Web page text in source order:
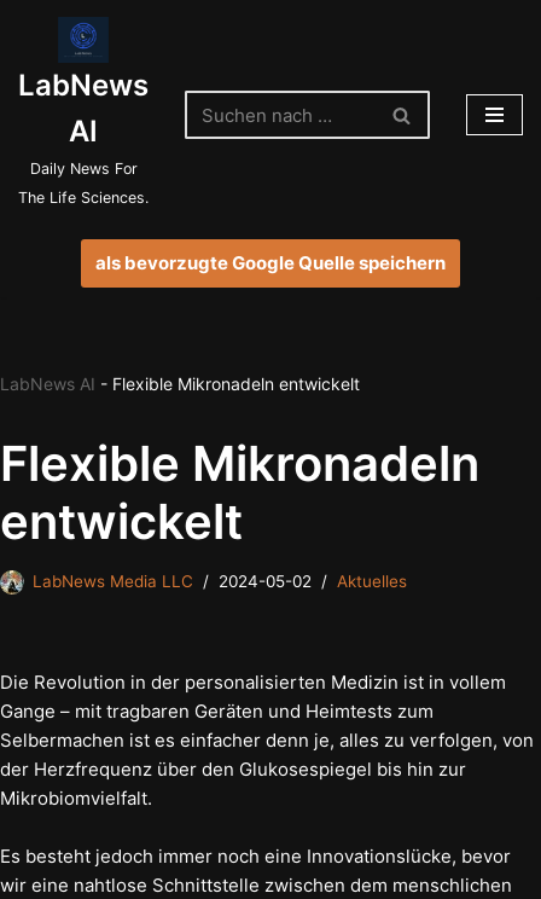
Inhalt
springen
LabNews
AI
Daily News For
The Life Sciences.
als bevorzugte Google Quelle speichern
LabNews AI - Flexible Mikronadeln entwickelt
Flexible Mikronadeln
entwickelt
LabNews Media LLC 2024-05-02 Aktuelles
Die Revolution in der personalisierten Medizin ist in vollem
Gange – mit tragbaren Geräten und Heimtests zum
Selbermachen ist es einfacher denn je, alles zu verfolgen, von
der Herzfrequenz über den Glukosespiegel bis hin zur
Mikrobiomvielfalt.
Es besteht jedoch immer noch eine Innovationslücke, bevor
wir eine nahtlose Schnittstelle zwischen dem menschlichen